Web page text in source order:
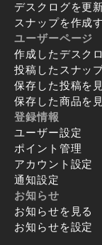
デスクログを更
スナップを作成
ユーザーページ
作成したデスク
投稿したスナッ
保存した投稿を
保存した商品を
登録情報
ユーザー設定
ポイント管理
アカウント設定
通知設定
お知らせ
お知らせを見る
お知らせを設定